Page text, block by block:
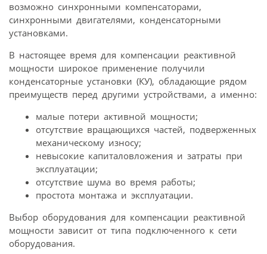
возможно синхронными компенсаторами,
синхронными двигателями, конденсаторными
установками.
В настоящее время для компенсации реактивной
мощности широкое применение получили
конденсаторные установки (КУ), обладающие рядом
преимуществ перед другими устройствами, а именно:
малые потери активной мощности;
отсутствие вращающихся частей, подверженных
механическому износу;
невысокие капиталовложения и затраты при
эксплуатации;
отсутствие шума во время работы;
простота монтажа и эксплуатации.
Выбор оборудования для компенсации реактивной
мощности зависит от типа подключенного к сети
оборудования.